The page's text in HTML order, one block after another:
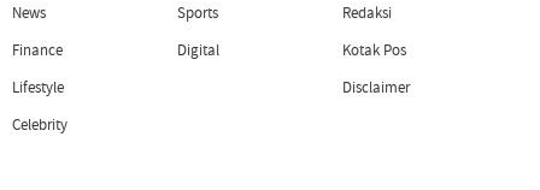
News
Finance
Lifestyle
Celebrity
Sports
Digital
Redaksi
Kotak Pos
Disclaimer